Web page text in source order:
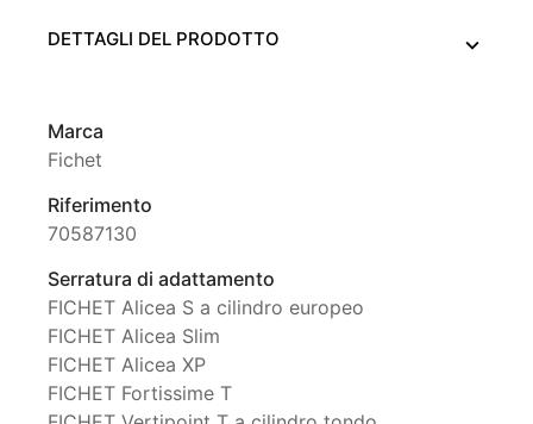
DETTAGLI DEL PRODOTTO
Marca
Fichet
Riferimento
70587130
Serratura di adattamento
FICHET Alicea S a cilindro europeo
FICHET Alicea Slim
FICHET Alicea XP
FICHET Fortissime T